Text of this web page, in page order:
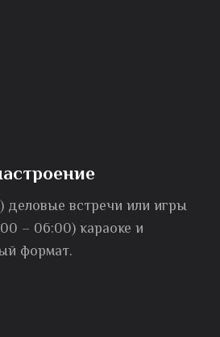
деловые встречи или игры
– 06:00) караоке и
формат.